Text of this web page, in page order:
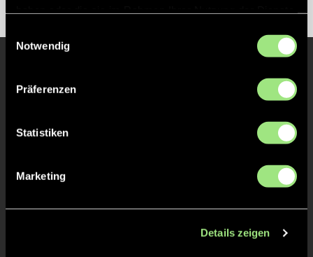
Notwendig
Präferenzen
Statistiken
Marketing
Details zeigen